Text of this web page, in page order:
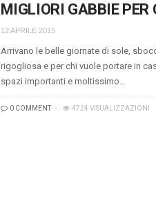
MIGLIORI GABBIE PER
12 APRILE 2015
Arrivano le belle giornate di sole,
rigogliosa e per chi vuole portare in
spazi importanti e moltissimo…
0 COMMENT 4724 VISUALIZZAZIONI